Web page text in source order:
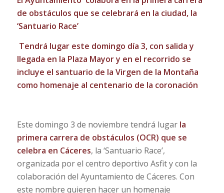
de obstáculos que se celebrará en la ciudad, la
‘Santuario Race’
Tendrá lugar este domingo día 3, con salida y
llegada en la Plaza Mayor y en el recorrido se
incluye el santuario de la Virgen de la Montaña
como homenaje al centenario de la coronación
Este domingo 3 de noviembre tendrá lugar la
primera carrera de obstáculos (OCR) que se
celebra en Cáceres, la ‘Santuario Race’,
organizada por el centro deportivo Asfit y con la
colaboración del Ayuntamiento de Cáceres. Con
este nombre quieren hacer un homenaje